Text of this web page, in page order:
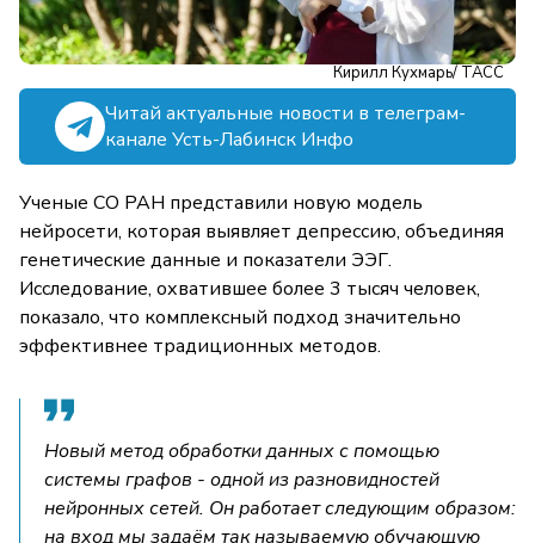
Кирилл Кухмарь/ ТАСС
Читай актуальные новости в телеграм-
канале Усть-Лабинск Инфо
Ученые СО РАН представили новую модель
нейросети, которая выявляет депрессию, объединяя
генетические данные и показатели ЭЭГ.
Исследование, охватившее более 3 тысяч человек,
показало, что комплексный подход значительно
эффективнее традиционных методов.
Новый метод обработки данных с помощью
системы графов - одной из разновидностей
нейронных сетей. Он работает следующим образом:
на вход мы задаём так называемую обучающую